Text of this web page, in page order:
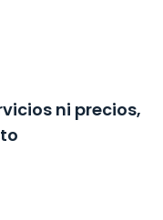
ni precios,